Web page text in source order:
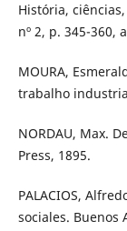
História,
nº 2, p. 345-360,
MOURA,
trabalho
NORDAU, Max.
Press, 1895.
PALACIOS,
sociales. Buenos